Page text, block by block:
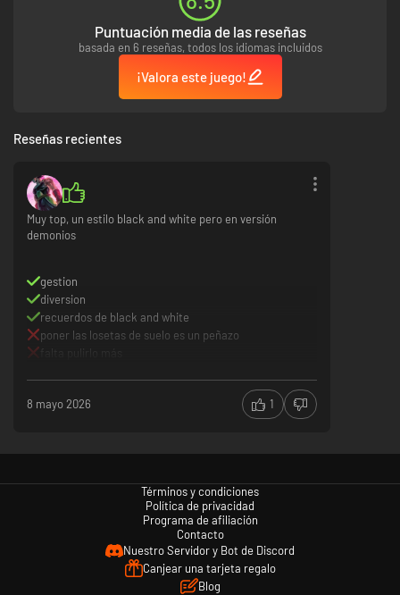
de vista los niveles de corrupción y construye centros especializados para
evitar que la cosa se salga de madre. De lo contrario, puede que tengas
que lidiar con un demonio monstruoso o, peor aún, con un tremendo
golpe a tu eficacia… Eso sí que sería infernal.
Una carrera profesional diabólica
Puntuación media de las reseñas
basada en 6 reseñas, todos los idiomas incluidos
¡Valora este juego!
Reseñas recientes
Muy top, un estilo black and white pero en versión
demonios
gestion
diversion
recuerdos de black and white
poner las losetas de suelo es un peñazo
8 mayo 2026 1
Términos y condiciones
Política de privacidad
Programa de afiliación
Contacto
Nuestro Servidor y Bot de Discord
Canjear una tarjeta regalo
Blog